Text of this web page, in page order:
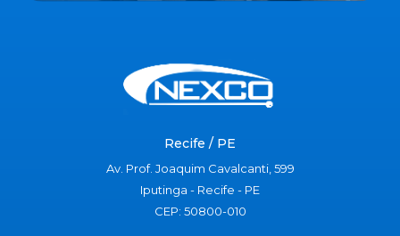
Recife / PE
Av. Prof. Joaquim Cavalcanti, 599
Iputinga - Recife - PE
CEP: 50800-010